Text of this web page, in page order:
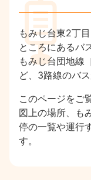
もみじ台東2丁
ところにあるバ
もみじ台団地線
ど、3路線のバス
このページをご
図上の場所、も
停の一覧や運行
す。